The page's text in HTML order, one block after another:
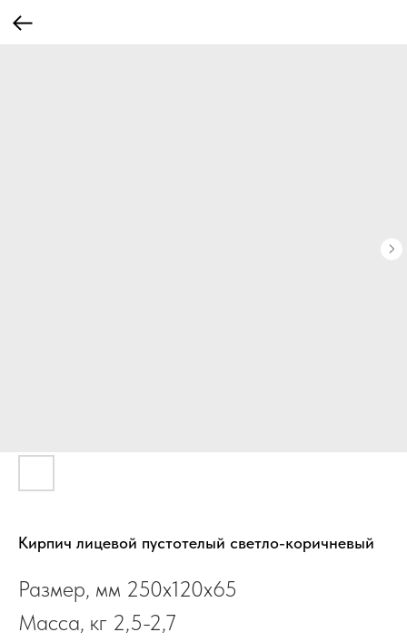
Кирпич лицевой пустотелый светло-коричневый
Размер, мм 250x120х65
Масса, кг 2,5-2,7